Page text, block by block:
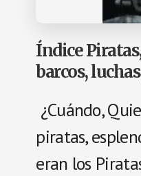
Índice
barcos,
¿Cuándo,
piratas,
eran los